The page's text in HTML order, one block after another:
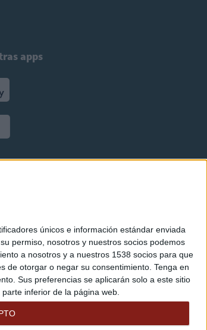
únicos e información estándar enviada
permiso, nosotros y nuestros socios podemos
a nosotros y a nuestros 1538 socios para que
de otorgar o negar su consentimiento. Tenga en
Sus preferencias se aplicarán solo a este sitio
inferior de la página web.
apps